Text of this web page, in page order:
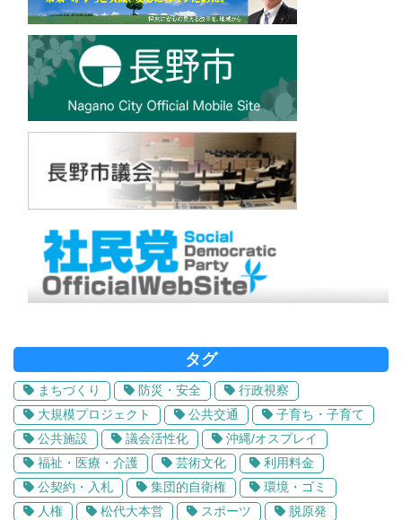
タグ
まちづくり 防災・安全
行政視察
大規模プロジェクト
公共交通
子育ち・子育て
公共施設
議会活性化
沖縄/オスプレイ
福祉・医療・介護
芸術文化
利用料金
公契約・入札
集団的自衛権
環境・ゴミ
人権
松代大本営 スポーツ
脱原発